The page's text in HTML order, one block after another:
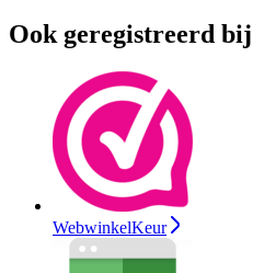
Ook geregistreerd bij
WebwinkelKeur